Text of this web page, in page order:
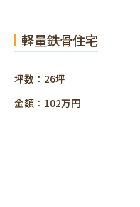
軽量鉄骨住宅
坪数：26坪
金額：102万円